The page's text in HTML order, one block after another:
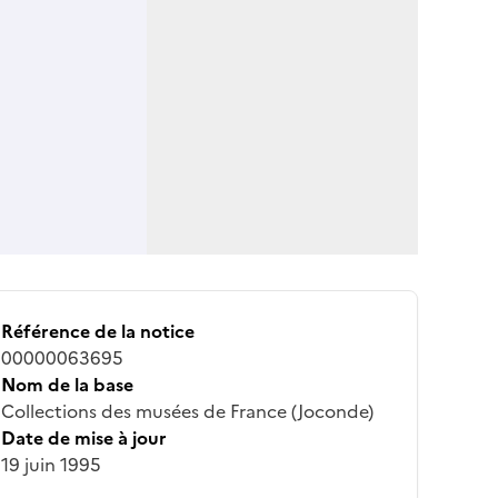
Référence de la notice
00000063695
Nom de la base
Collections des musées de France (Joconde)
Date de mise à jour
19 juin 1995